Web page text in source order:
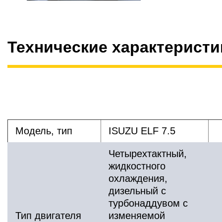
Технические
Модель, тип ISUZU ELF 7.5
Тип двигателя
Четырехтактный,
жидкостного
охлаждения,
дизельный с
турбонаддувом с
изменяемой